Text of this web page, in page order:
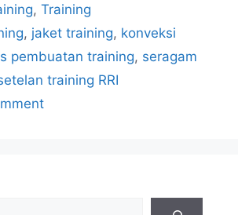
,Training
, jaket training, konveksi
pembuatan training, seragam
training RRI